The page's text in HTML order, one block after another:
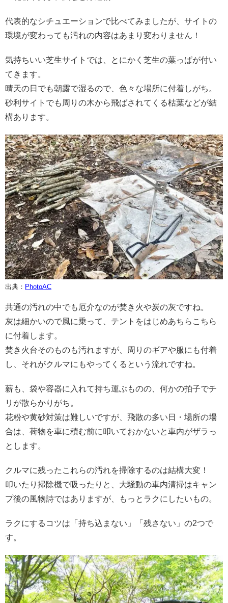
代表的なシチュエーションで比べてみましたが、サイトの
環境が変わっても汚れの内容はあまり変わりません！
気持ちいい芝生サイトでは、とにかく芝生の葉っぱが付い
てきます。
晴天の日でも朝露で湿るので、色々な場所に付着しがち。
砂利サイトでも周りの木から飛ばされてくる枯葉などが結
構あります。
出典： PhotoAC
共通の汚れの中でも厄介なのが焚き火や炭の灰ですね。
灰は細かいので風に乗って、テントをはじめあちらこちら
に付着します。
焚き火台そのものも汚れますが、周りのギアや服にも付着
し、それがクルマにもやってくるという流れですね。
薪も、袋や容器に入れて持ち運ぶものの、何かの拍子でチ
リが散らかりがち。
花粉や黄砂対策は難しいですが、飛散の多い日・場所の場
合は、荷物を車に積む前に叩いておかないと車内がザラっ
とします。
クルマに残ったこれらの汚れを掃除するのは結構大変！
叩いたり掃除機で吸ったりと、大騒動の車内清掃はキャン
プ後の風物詩ではありますが、もっとラクにしたいもの。
ラクにするコツは「持ち込まない」「残さない」の2つで
す。